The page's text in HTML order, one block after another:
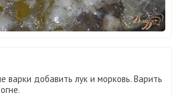
варки добавить лук и морковь. Варить